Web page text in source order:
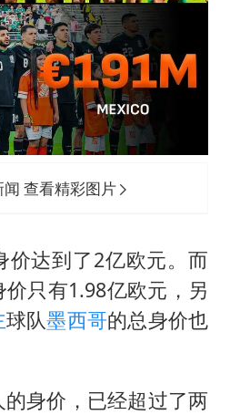
查看精彩图片
价达到了2亿欧元。而
只有1.98亿欧元，另
球队墨西哥的总身价也
身价，已经超过了两